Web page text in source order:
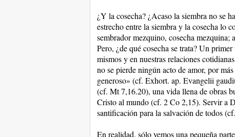
¿Y la cosecha? ¿Acaso la siembra no se
estrecho entre la siembra y la cosecha lo
sembrador mezquino, cosecha mezquina;
Pero, ¿de qué cosecha se trata? Un
mismos y en nuestras relaciones
no se pierde ningún acto de amor, por
generoso» (cf. Exhort. ap. Evangelii
(cf. Mt 7,16.20), una vida llena de obras
Cristo al mundo (cf. 2 Co 2,15). Servir a
santificación para la salvación de todos
En realidad, sólo vemos una pequeña